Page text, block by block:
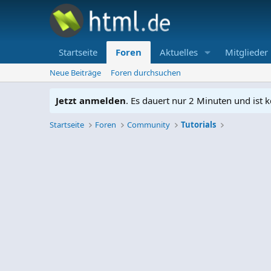
Startseite Foren Aktuelles Mitglieder
Neue Beiträge Foren durchsuchen
Jetzt anmelden. Es dauert nur 2 Minuten und ist
Startseite Foren Community Tutorials